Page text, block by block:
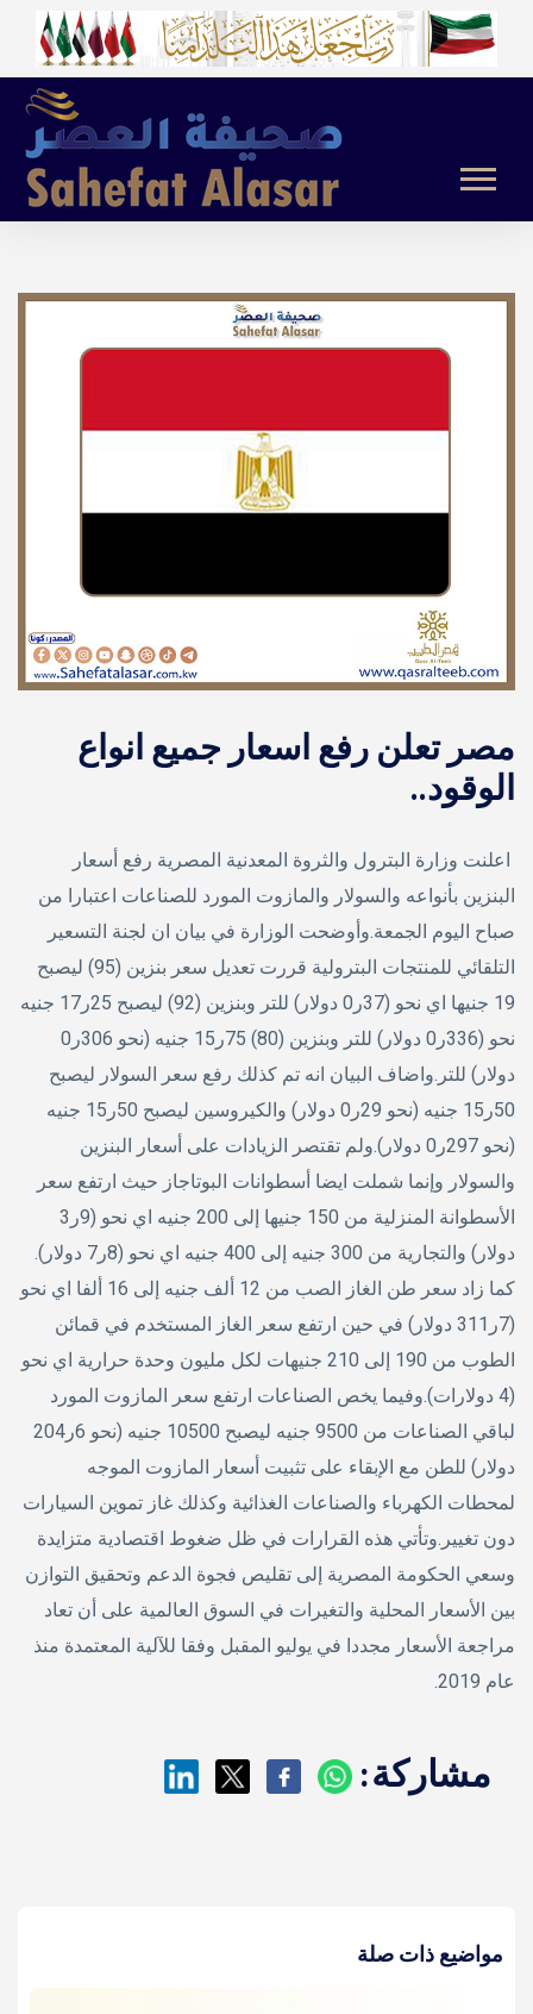
مصر تعلن رفع اسعار جميع انواع
الوقود..
اعلنت وزارة البترول والثروة المعدنية المصرية رفع أسعار
البنزين بأنواعه والسولار والمازوت المورد للصناعات اعتبارا من
صباح اليوم الجمعة.وأوضحت الوزارة في بيان ان لجنة التسعير
التلقائي للمنتجات البترولية قررت تعديل سعر بنزين (95) ليصبح
19 جنيها اي نحو (37ر0 دولار) للتر وبنزين (92) ليصبح 25ر17 جنيه
نحو (336ر0 دولار) للتر وبنزين (80) 75ر15 جنيه (نحو 306ر0
دولار) للتر.واضاف البيان انه تم كذلك رفع سعر السولار ليصبح
50ر15 جنيه (نحو 29ر0 دولار) والكيروسين ليصبح 50ر15 جنيه
(نحو 297ر0 دولار).ولم تقتصر الزيادات على أسعار البنزين
والسولار وإنما شملت ايضا أسطوانات البوتاجاز حيث ارتفع سعر
الأسطوانة المنزلية من 150 جنيها إلى 200 جنيه اي نحو (9ر3
دولار) والتجارية من 300 جنيه إلى 400 جنيه اي نحو (8ر7 دولار).
كما زاد سعر طن الغاز الصب من 12 ألف جنيه إلى 16 ألفا اي نحو
(7ر311 دولار) في حين ارتفع سعر الغاز المستخدم في قمائن
الطوب من 190 إلى 210 جنيهات لكل مليون وحدة حرارية اي نحو
(4 دولارات).وفيما يخص الصناعات ارتفع سعر المازوت المورد
لباقي الصناعات من 9500 جنيه ليصبح 10500 جنيه (نحو 6ر204
دولار) للطن مع الإبقاء على تثبيت أسعار المازوت الموجه
لمحطات الكهرباء والصناعات الغذائية وكذلك غاز تموين السيارات
دون تغيير.وتأتي هذه القرارات في ظل ضغوط اقتصادية متزايدة
وسعي الحكومة المصرية إلى تقليص فجوة الدعم وتحقيق التوازن
بين الأسعار المحلية والتغيرات في السوق العالمية على أن تعاد
مراجعة الأسعار مجددا في يوليو المقبل وفقا للآلية المعتمدة منذ
عام 2019.
مشاركة:
مواضيع ذات صلة